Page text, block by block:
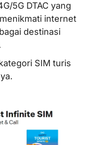
5G DTAC yang
internet
destinasi
SIM turis